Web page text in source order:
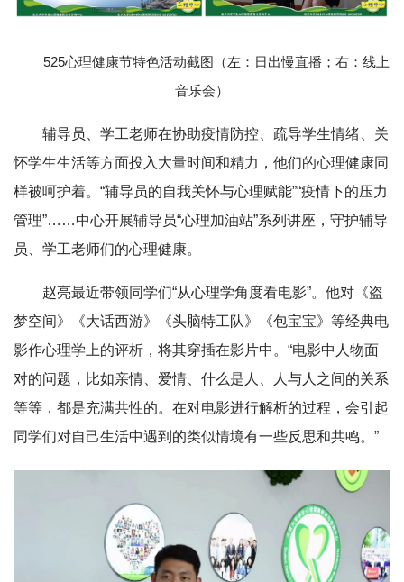
525心理健康节特色活动截图（左：日出慢直播；右：线上
音乐会）
辅导员、学工老师在协助疫情防控、疏导学生情绪、关
怀学生生活等方面投入大量时间和精力，他们的心理健康同
样被呵护着。“辅导员的自我关怀与心理赋能”“疫情下的压力
管理”……中心开展辅导员“心理加油站”系列讲座，守护辅导
员、学工老师们的心理健康。
赵亮最近带领同学们“从心理学角度看电影”。他对《盗
梦空间》《大话西游》《头脑特工队》《包宝宝》等经典电
影作心理学上的评析，将其穿插在影片中。“电影中人物面
对的问题，比如亲情、爱情、什么是人、人与人之间的关系
等等，都是充满共性的。在对电影进行解析的过程，会引起
同学们对自己生活中遇到的类似情境有一些反思和共鸣。”